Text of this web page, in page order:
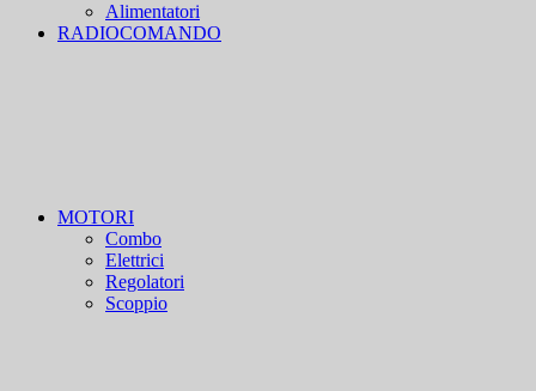
Alimentatori
RADIOCOMANDO
MOTORI
Combo
Elettrici
Regolatori
Scoppio